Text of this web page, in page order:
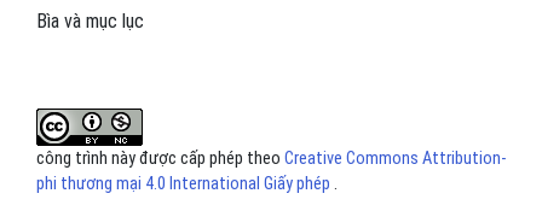
Bìa và mục lục
công trình này được cấp phép theo Creative Commons Attribution-
phi thương mại 4.0 International Giấy phép .